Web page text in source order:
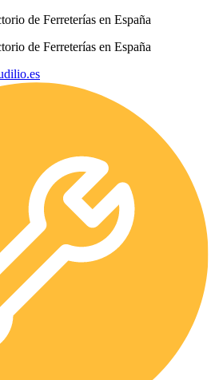
de Ferreterías en España
de Ferreterías en España